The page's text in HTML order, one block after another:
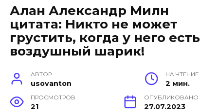
Алан Александр Милн
цитата: Никто не может
грустить, когда у него есть
воздушный шарик!
АВТОР
usovanton
НА ЧТЕНИЕ
2 мин.
ПРОСМОТРОВ
21
ОПУБЛИКОВАНО
27.07.2023